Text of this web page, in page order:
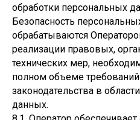
обработки персональных
Безопасность
обрабатываются
реализации правовых,
технических мер,
полном объеме
законодательства в
данных.